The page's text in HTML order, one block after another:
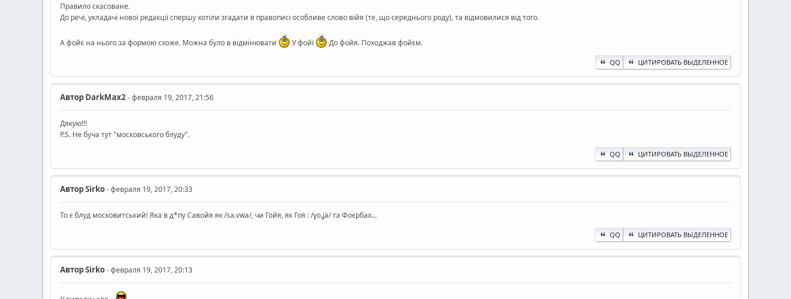
Правило скасоване.
До речі, укладачі нової редакції спершу хотіли згадати в правописі особливе слово війя (те, що середнього роду), та відмовилися від того.
А фойє на нього за формою схоже. Можна було в відмінювати У фойї До фойя. Походжав фойєм.
QQ ЦИТИРОВАТЬ ВЫДЕЛЕННОЕ
Автор DarkMax2- февраля 19, 2017, 21:56
Дякую!!!
P.S. Не буча тут "московського блуду".
QQ ЦИТИРОВАТЬ ВЫДЕЛЕННОЕ
АвторSirko- февраля 19, 2017, 20:33
То є блуд московитський! Яка в д*пу Савойя як /sa.vwa/, чи Гойя, як Гоя : /ɣo.ʝä/ та Фоєрбах...
QQ ЦИТИРОВАТЬ ВЫДЕЛЕННОЕ
АвторSirko- февраля 19, 2017, 20:13